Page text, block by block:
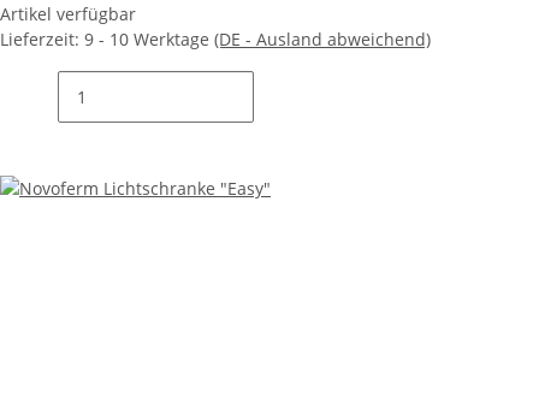
Artikel verfügbar
Lieferzeit: 9 - 10 Werktage (DE - Ausland abweichend)